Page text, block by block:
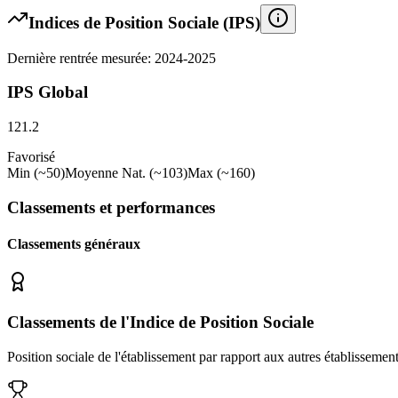
Indices de Position Sociale (IPS)
Dernière rentrée mesurée: 2024-2025
IPS Global
121.2
Favorisé
Min (~50)Moyenne Nat. (~103)Max (~160)
Classements et performances
Classements généraux
Classements de l'Indice de Position Sociale
Position sociale de l'établissement par rapport aux autres